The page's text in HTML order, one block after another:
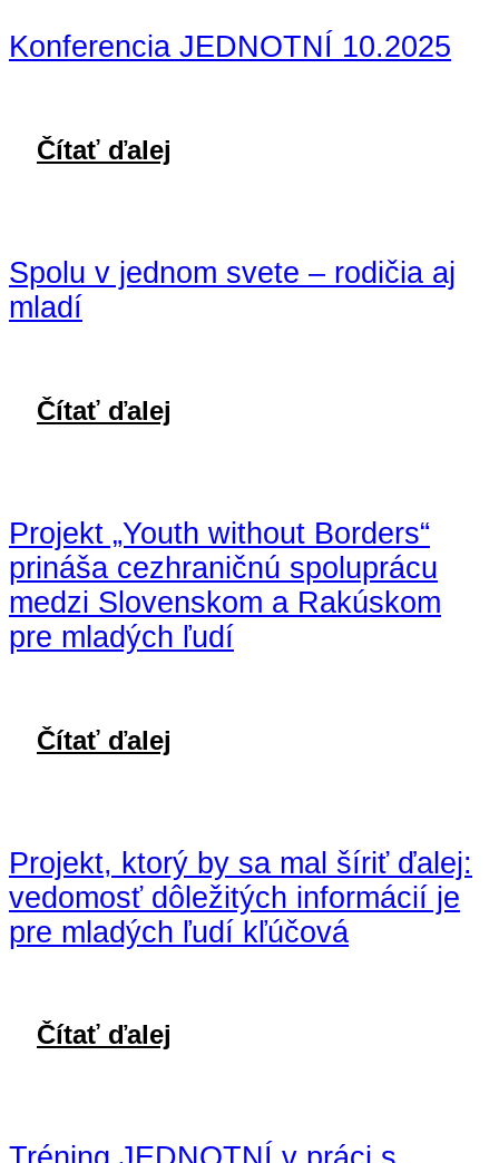
Konferencia JEDNOTNÍ 10.2025
Čítať ďalej
Spolu v jednom svete – rodičia aj
mladí
Čítať ďalej
Projekt „Youth without Borders“
prináša cezhraničnú spoluprácu
medzi Slovenskom a Rakúskom
pre mladých ľudí
Čítať ďalej
Projekt, ktorý by sa mal šíriť ďalej:
vedomosť dôležitých informácií je
pre mladých ľudí kľúčová
Čítať ďalej